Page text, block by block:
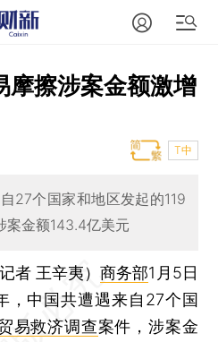
擦涉案金额激增
T中
27个国家和地区发起的119
案金额143.4亿美元
者 王辛夷）商务部1月5日
，中国共遭遇来自27个国
易救济调查案件，涉案金